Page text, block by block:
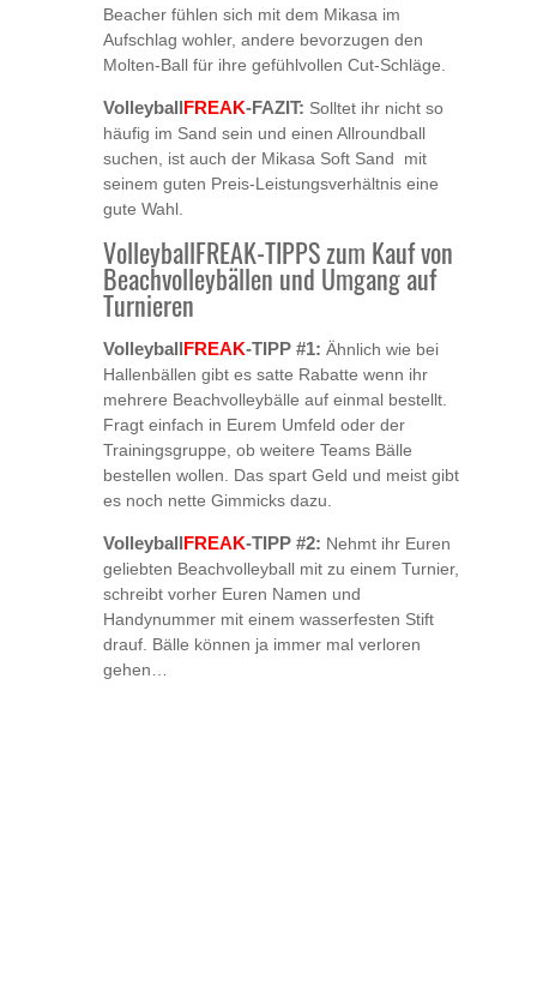
Beacher fühlen sich mit dem Mikasa im
Aufschlag wohler, andere bevorzugen den
Molten-Ball für ihre gefühlvollen Cut-Schläge.
VolleyballFREAK-FAZIT: Solltet ihr nicht so
häufig im Sand sein und einen Allroundball
suchen, ist auch der Mikasa Soft Sand mit
seinem guten Preis-Leistungsverhältnis eine
gute Wahl.
VolleyballFREAK-TIPPS zum Kauf von
Beachvolleybällen und Umgang auf
Turnieren
VolleyballFREAK-TIPP #1: Ähnlich wie bei
Hallenbällen gibt es satte Rabatte wenn ihr
mehrere Beachvolleybälle auf einmal bestellt.
Fragt einfach in Eurem Umfeld oder der
Trainingsgruppe, ob weitere Teams Bälle
bestellen wollen. Das spart Geld und meist gibt
es noch nette Gimmicks dazu.
VolleyballFREAK-TIPP #2: Nehmt ihr Euren
geliebten Beachvolleyball mit zu einem Turnier,
schreibt vorher Euren Namen und
Handynummer mit einem wasserfesten Stift
drauf. Bälle können ja immer mal verloren
gehen…